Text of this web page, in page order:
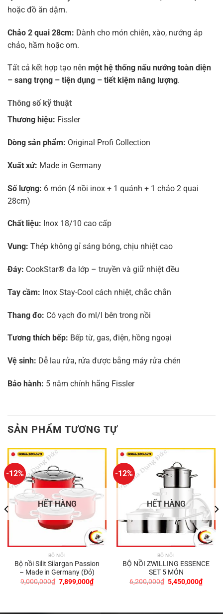
hoặc đồ ăn dặm.
Chảo 2 quai 28cm: Dành cho món chiên, xào, nướng áp
chảo, hầm hoặc om.
Tất cả kết hợp tạo nên một hệ thống nấu nướng toàn diện
– sang trọng – tiện dụng – tiết kiệm năng lượng.
Thông số kỹ thuật
Thương hiệu: Fissler
Dòng sản phẩm: Original Profi Collection
Xuất xứ: Made in Germany
Số lượng: 6 món (4 nồi inox + 1 quánh + 1 chảo 2 quai
28cm)
Chất liệu: Inox 18/10 cao cấp
Vung: Thép không gỉ sáng bóng, chịu nhiệt cao
Đáy: CookStar® đa lớp – truyền và giữ nhiệt đều
Tay cầm: Inox Stay-Cool cách nhiệt, chắc chắn
Thang đo: Có vạch đo ml/l bên trong nồi
Tương thích bếp: Bếp từ, gas, điện, hồng ngoại
Vệ sinh: Dễ lau rửa, rửa được bằng máy rửa chén
Bảo hành: 5 năm chính hãng Fissler
SẢN PHẨM TƯƠNG TỰ
-12%
HẾT HÀNG
BỘ NỒI
Bộ nồi Silit Silargan Passion
– Made in Germany (Đỏ)
9,000,000₫ Giá
gốc
7,899,000₫Giá
hiện
-12%
HẾT HÀNG
BỘ NỒI
BỘ NỒI ZWILLING ESSENCE
SET 5 MÓN
6,200,000₫ Giá
gốc
5,450,000₫Giá
hiện